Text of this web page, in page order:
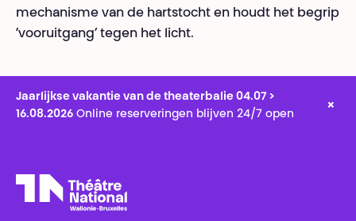
mechanisme van de hartstocht en houdt het begrip
‘vooruitgang’ tegen het licht.
Jaarlijkse vakantie van de theaterbalie 04.07 >
16.08.2026 Online reserveringen blijven 24/7 open
×